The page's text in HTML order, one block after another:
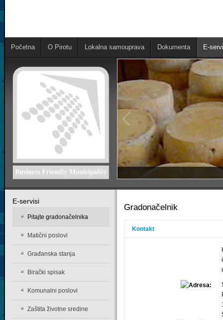
Početna O Pirotu Lokalna samouprava Dokumenta E-
Gradonačelnik
Kontakt
Е-servisi
Pitajte gradonačelnika
Matični poslovi
Građanska stanja
Birački spisak
Komunalni poslovi
Zaštita životne sredine